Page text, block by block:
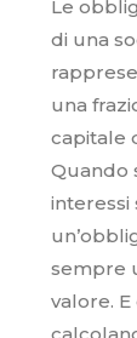
Le
di una
una
capitale
Quando
interessi
sempre
valore.